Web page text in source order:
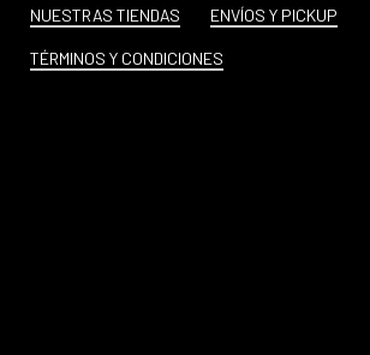
NUESTRAS TIENDAS ENVÍOS Y PICKUP
TÉRMINOS Y CONDICIONES